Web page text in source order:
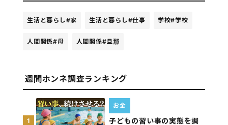
生活と暮らし#家 生活と暮らし#仕事 学校#学校
人間関係#母 人間関係#旦那
週間ホンネ調査ランキング
1
子どもの習い事の実態を調
お金